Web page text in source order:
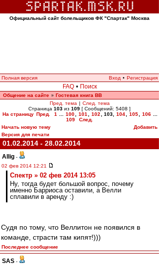
Официальный сайт болельщиков ФК "Спартак" Москва
Полная версия Вход • Регистрация
FAQ • Поиск
Общение на сайте » Гостевая книга ВВ
Пред. тема | След. тема
Страница 103 из 109 [ Сообщений: 5408 ]
На страницу Пред. 1 100 101 102 103, 104 105 106
109
След.
Начать новую тему
Добавить
Версия для печати
01.02.2014 - 28.02.2014
Allig -
02 фев 2014 12:21
Спектр » 02 фев 2014 13:05
Ну, тогда будет большой вопрос, почему
именно Барриоса оставили, а Велли
сплавили в аренду :)
Судя по тому, что Веллитон не появился в
команде, страсти там кипят!)))
Последнее сообщение
SAS -